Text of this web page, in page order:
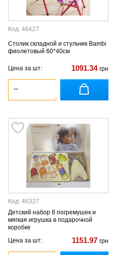
Код: 46427
Столик складной и стульчик Bambi
фиолетовый 60*40см
Цена за шт: 1091.34 грн
Код: 46327
Детский набор 8 погремушек и
мягкая игрушка в подарочной
коробке
Цена за шт:
1151.97 грн